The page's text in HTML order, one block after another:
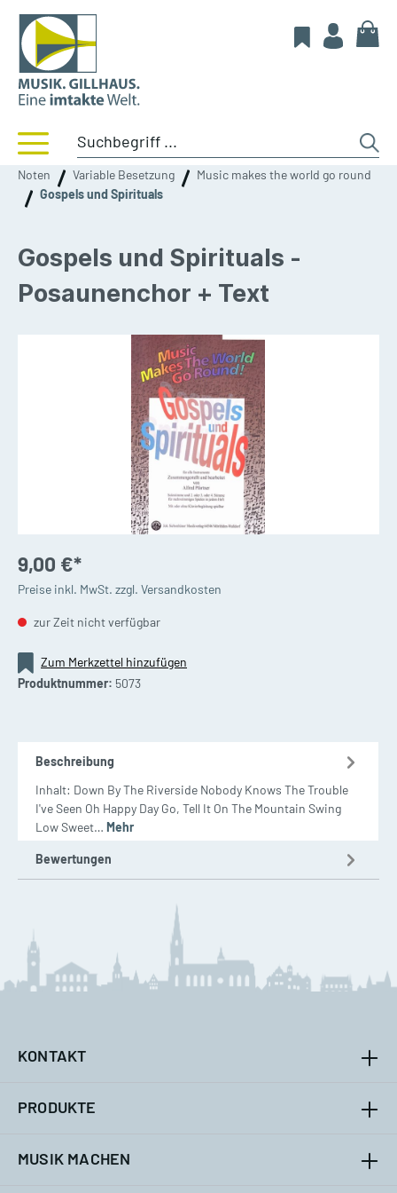
Noten Variable Besetzung
Music makes the world go round
Gospels und Spirituals
Gospels und Spirituals -
Posaunenchor + Text
9,00 €*
Preise inkl. MwSt. zzgl. Versandkosten
zur Zeit nicht verfügbar
Zum Merkzettel hinzufügen
Produktnummer: 5073
Beschreibung
Inhalt: Down By The Riverside Nobody Knows The Trouble
I've Seen Oh Happy Day Go, Tell It On The Mountain Swing
Low Sweet… Mehr
Bewertungen
KONTAKT
PRODUKTE
MUSIK MACHEN